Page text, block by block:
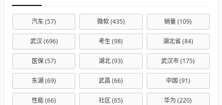
汽车(57) 微软(435) 销量(109)
武汉 (696) 考生 (98) 湖北省 (84)
医保(57) 湖北(93) 武汉市(175)
东湖 (69) 武昌 (66) 中国 (91)
性能(66) 社区 (65) 华为 (220)